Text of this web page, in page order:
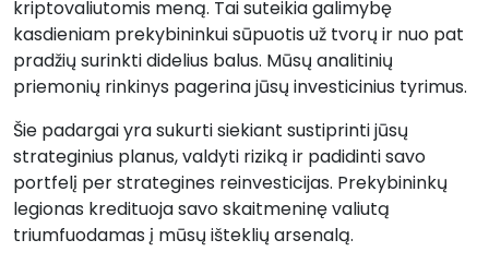
kriptovaliutomis meną. Tai suteikia galimybę
kasdieniam prekybininkui sūpuotis už tvorų ir nuo pat
pradžių surinkti didelius balus. Mūsų analitinių
priemonių rinkinys pagerina jūsų investicinius tyrimus.
Šie padargai yra sukurti siekiant sustiprinti jūsų
strateginius planus, valdyti riziką ir padidinti savo
portfelį per strategines reinvesticijas. Prekybininkų
legionas kredituoja savo skaitmeninę valiutą
triumfuodamas į mūsų išteklių arsenalą.